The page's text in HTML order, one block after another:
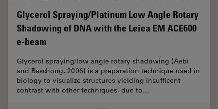
Glycerol Spraying/Platinum Low Angle Rotary
Shadowing of DNA with the Leica EM ACE600
e-beam
Glycerol spraying/low angle rotary shadowing (Aebi
and Baschong, 2006) is a preparation technique used in
biology to visualize structures yielding insufficent
contrast with other techniques, due to…